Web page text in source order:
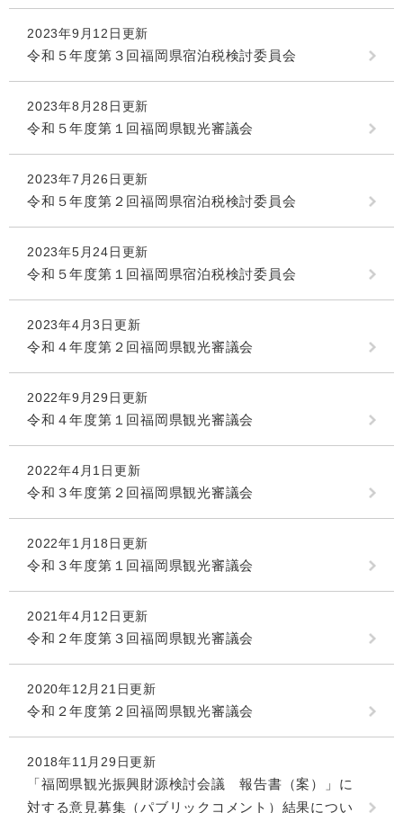
2023年9月12日更新
令和５年度第３回福岡県宿泊税検討委員会
2023年8月28日更新
令和５年度第１回福岡県観光審議会
2023年7月26日更新
令和５年度第２回福岡県宿泊税検討委員会
2023年5月24日更新
令和５年度第１回福岡県宿泊税検討委員会
2023年4月3日更新
令和４年度第２回福岡県観光審議会
2022年9月29日更新
令和４年度第１回福岡県観光審議会
2022年4月1日更新
令和３年度第２回福岡県観光審議会
2022年1月18日更新
令和３年度第１回福岡県観光審議会
2021年4月12日更新
令和２年度第３回福岡県観光審議会
2020年12月21日更新
令和２年度第２回福岡県観光審議会
2018年11月29日更新
「福岡県観光振興財源検討会議 報告書（案）」に
対する意見募集（パブリックコメント）結果につい